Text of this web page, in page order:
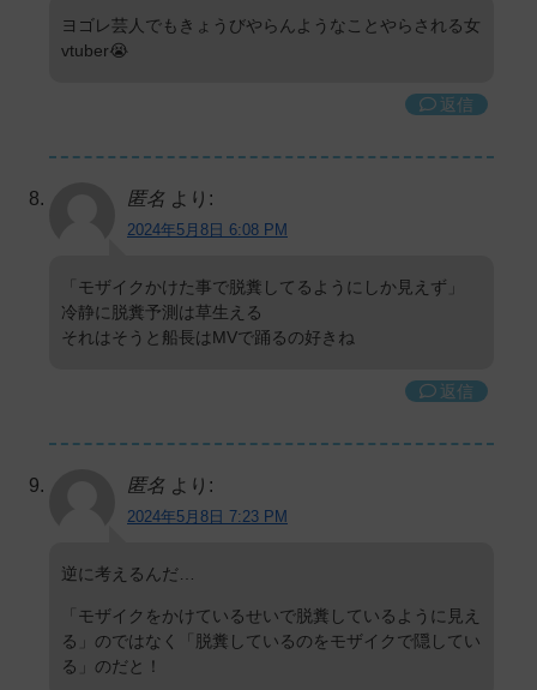
ヨゴレ芸人でもきょうびやらんようなことやらされる女
vtuber😭
返信
匿名 より:
2024年5月8日 6:08 PM
「モザイクかけた事で脱糞してるようにしか見えず」
冷静に脱糞予測は草生える
それはそうと船長はMVで踊るの好きね
返信
匿名 より:
2024年5月8日 7:23 PM
逆に考えるんだ…
「モザイクをかけているせいで脱糞しているように見え
る」のではなく「脱糞しているのをモザイクで隠してい
る」のだと！